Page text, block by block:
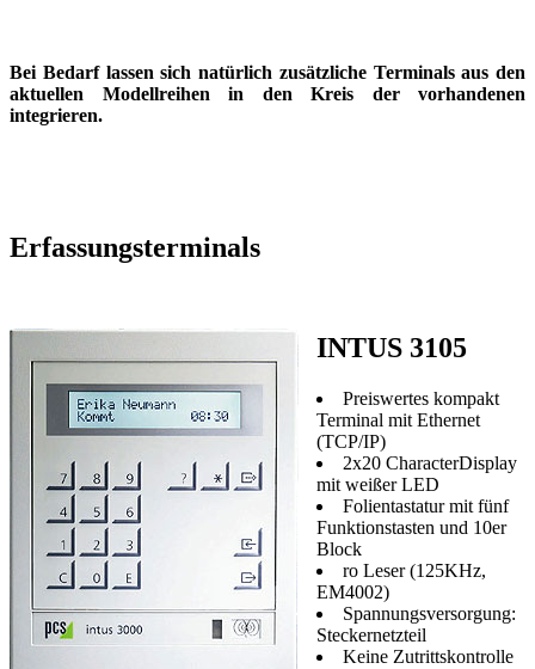
Bei Bedarf lassen sich natürlich zusätzliche Terminals aus den
aktuellen Modellreihen in den Kreis der vorhandenen
integrieren.
Erfassungsterminals
INTUS 3105
Preiswertes kompakt
Terminal mit Ethernet
(TCP/IP)
2x20 CharacterDisplay
mit weißer LED
Folientastatur mit fünf
Funktionstasten und 10er
Block
ro Leser (125KHz,
EM4002)
Spannungsversorgung:
Steckernetzteil
Keine Zutrittskontrolle